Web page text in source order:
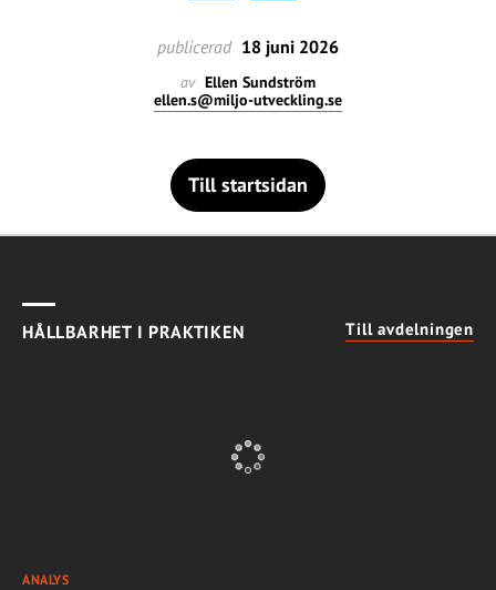
publicerad 18 juni 2026
av Ellen Sundström
ellen.s@miljo-utveckling.se
Till startsidan
HÅLLBARHET I PRAKTIKEN Till avdelningen
ANALYS